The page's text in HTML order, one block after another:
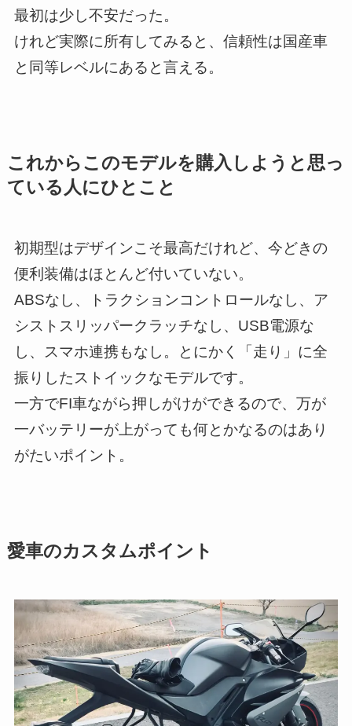
最初は少し不安だった。
けれど実際に所有してみると、信頼性は国産車
と同等レベルにあると言える。
これからこのモデルを購入しようと思っ
ている人にひとこと
初期型はデザインこそ最高だけれど、今どきの
便利装備はほとんど付いていない。
ABSなし、トラクションコントロールなし、ア
シストスリッパークラッチなし、USB電源な
し、スマホ連携もなし。とにかく「走り」に全
振りしたストイックなモデルです。
一方でFI車ながら押しがけができるので、万が
一バッテリーが上がっても何とかなるのはあり
がたいポイント。
愛車のカスタムポイント